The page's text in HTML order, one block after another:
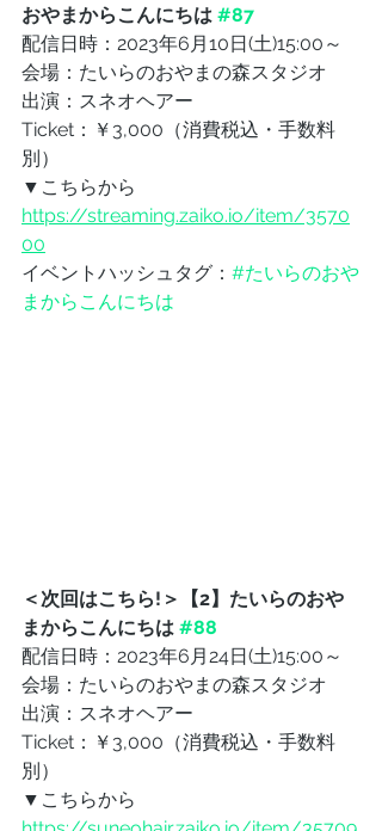
おやまからこんにちは #87
配信日時：2023年6月10日(土)15:00～
会場：たいらのおやまの森スタジオ
出演：スネオヘアー
Ticket：￥3,000（消費税込・手数料
別）
▼こちらから
https://streaming.zaiko.io/item/3570
00
イベントハッシュタグ： #たいらのおや
まからこんにちは
＜次回はこちら!＞【2】たいらのおや
まからこんにちは #88
配信日時：2023年6月24日(土)15:00～
会場：たいらのおやまの森スタジオ
出演：スネオヘアー
Ticket：￥3,000（消費税込・手数料
別）
▼こちらから